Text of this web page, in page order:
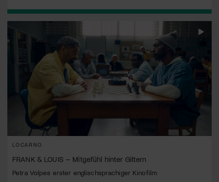
LOCARNO
FRANK & LOUIS – Mitgefühl hinter Gittern
Petra Volpes erster englischsprachiger Kinofilm